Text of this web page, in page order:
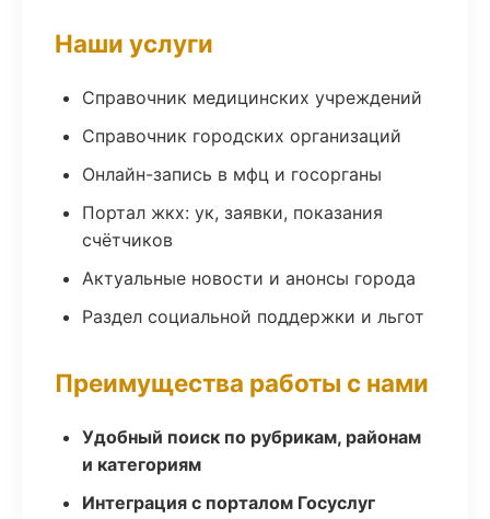
Наши услуги
Справочник медицинских учреждений
Справочник городских организаций
Онлайн-запись в мфц и госорганы
Портал жкх: ук, заявки, показания
счётчиков
Актуальные новости и анонсы города
Раздел социальной поддержки и льгот
Преимущества работы с нами
Удобный поиск по рубрикам, районам
и категориям
Интеграция с порталом Госуслуг